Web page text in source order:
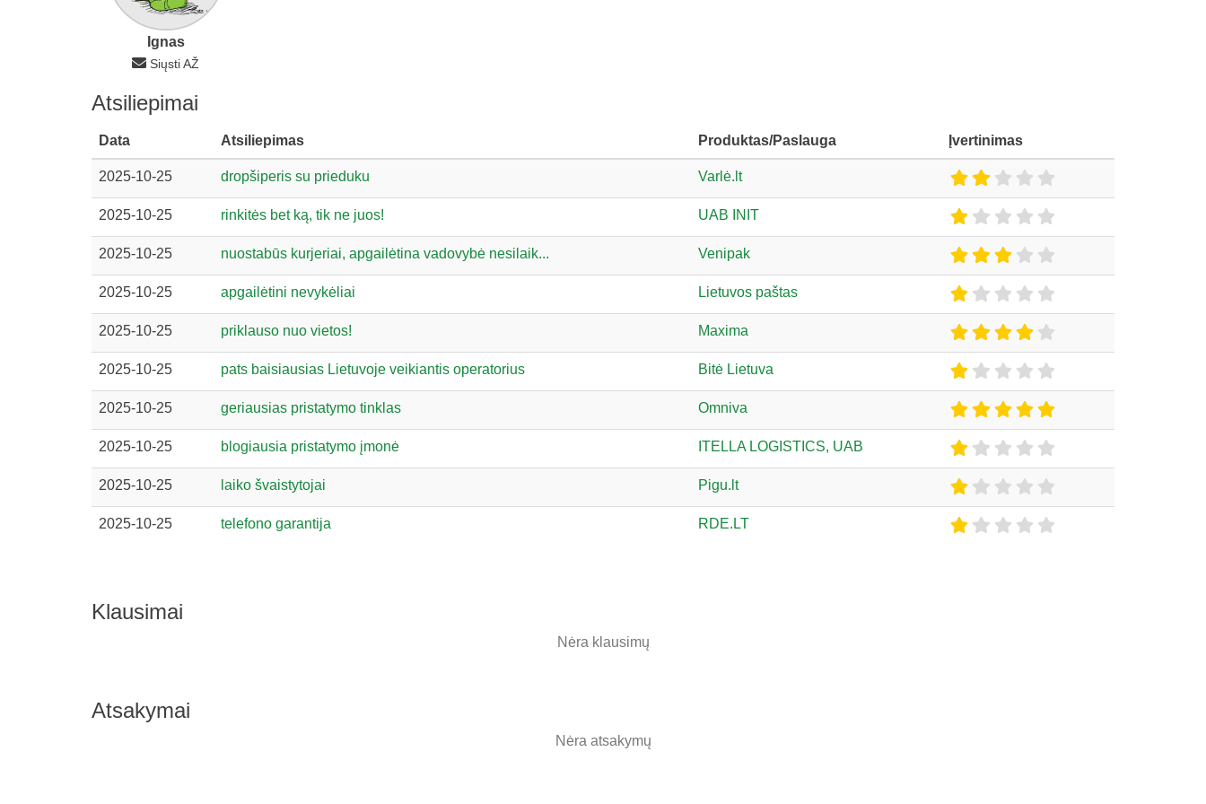
Ignas
Siųsti AŽ
Atsiliepimai
Data Atsiliepimas Produktas/Paslauga Įvertinimas
2025-10-25 dropšiperis su prieduku Varlė.lt
2025-10-25 rinkitės bet ką, tik ne juos! UAB INIT
2025-10-25 nuostabūs kurjeriai, apgailėtina vadovybė nesilaik... Venipak
2025-10-25 apgailėtini nevykėliai Lietuvos paštas
2025-10-25 priklauso nuo vietos! Maxima
2025-10-25 pats baisiausias Lietuvoje veikiantis operatorius Bitė Lietuva
2025-10-25 geriausias pristatymo tinklas Omniva
2025-10-25 blogiausia pristatymo įmonė ITELLA LOGISTICS, UAB
2025-10-25 laiko švaistytojai Pigu.lt
2025-10-25 telefono garantija RDE.LT
Klausimai
Nėra klausimų
Atsakymai
Nėra atsakymų